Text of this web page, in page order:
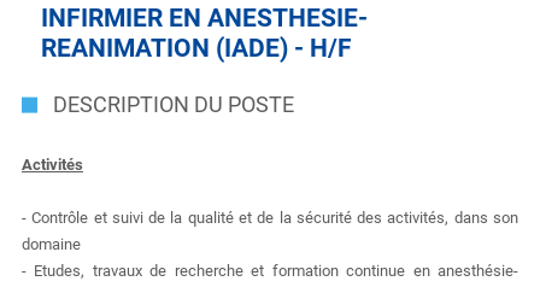
INFIRMIER EN ANESTHESIE-
REANIMATION (IADE) - H/F
DESCRIPTION DU POSTE
Activités
- Contrôle et suivi de la qualité et de la sécurité des activités, dans son
domaine
- Etudes, travaux de recherche et formation continue en anesthésie-